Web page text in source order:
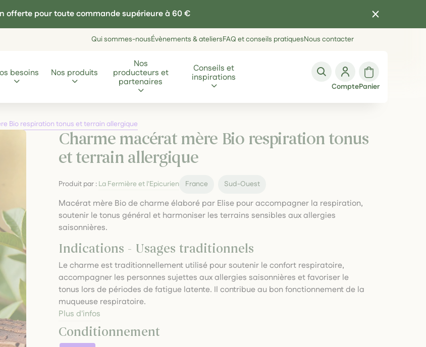
offerte pour toute commande supérieure à 60 €
Qui sommes-nousÉvènements & ateliersFAQ et conseils pratiquesNous contacter
besoins Nos produits
Nos
producteurs et
partenaires
Conseils et
inspirations
ComptePanier
Bio respiration tonus et terrain allergique
Charme macérat mère Bio respiration tonus
et terrain allergique
Produit par : La Fermière et l'Epicurien France Sud-Ouest
Macérat mère Bio de charme élaboré par Elise pour accompagner la respiration,
soutenir le tonus général et harmoniser les terrains sensibles aux allergies
saisonnières.
Indications - Usages traditionnels
Le charme est traditionnellement utilisé pour soutenir le confort respiratoire,
accompagner les personnes sujettes aux allergies saisonnières et favoriser le
tonus lors de périodes de fatigue latente. Il contribue au bon fonctionnement de la
muqueuse respiratoire.
Plus d'infos
Conditionnement